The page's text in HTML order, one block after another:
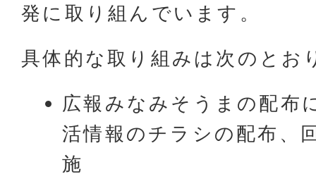
発に取り組んでいます。
具体的な取り組みは次のとお
広報みなみそうまの配布
活情報のチラシの配布、
施